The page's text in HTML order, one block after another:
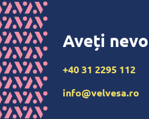
Aveți
+40 31 2295 112
info@velvesa.ro